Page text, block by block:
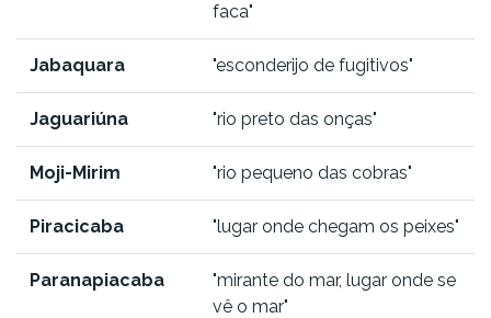
faca"
Jabaquara "esconderijo de fugitivos"
Jaguariúna "rio preto das onças"
Moji-Mirim "rio pequeno das cobras"
Piracicaba "lugar onde chegam os peixes"
Paranapiacaba
"mirante do mar, lugar onde se
vê o mar"